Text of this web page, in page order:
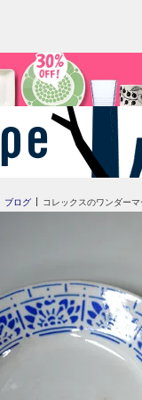
ブログ コレックスのワンダー